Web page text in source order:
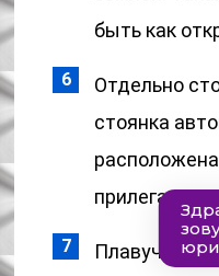
быть как
Отдельно
стоянка
Плавучие